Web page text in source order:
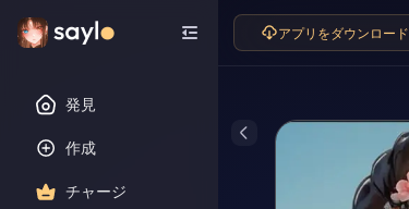
発見
作成
チャージ
アプリをダウンロード